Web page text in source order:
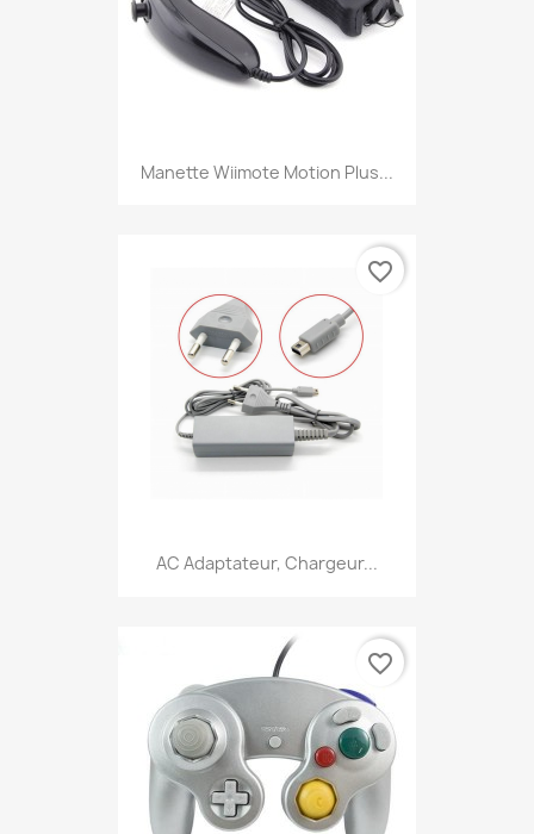
Manette Wiimote Motion Plus...
AC Adaptateur, Chargeur...
favorite_border
favorite_border